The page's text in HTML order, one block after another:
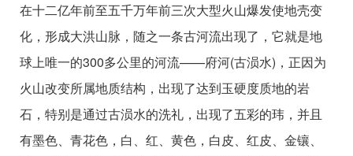
在十二亿年前至五千万年前三次大型火山爆发使地壳变
化，形成大洪山脉，随之一条古河流出现了，它就是地
球上唯一的300多公里的河流——府河(古涢水)，正因为
火山改变所属地质结构，出现了达到玉硬度质地的岩
石，特别是通过古涢水的洗礼，出现了五彩的玮，并且
有墨色、青花色，白、红、黄色，白皮、红皮、金镶、